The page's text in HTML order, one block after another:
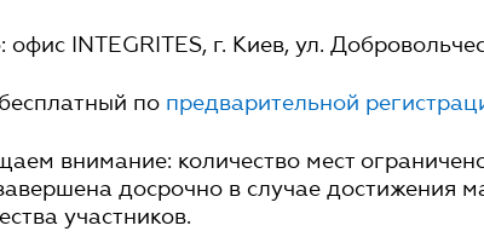
офис INTEGRITES, г. Киев, ул.
по предварительной
внимание: количество мест
досрочно в случае достижения
участников.